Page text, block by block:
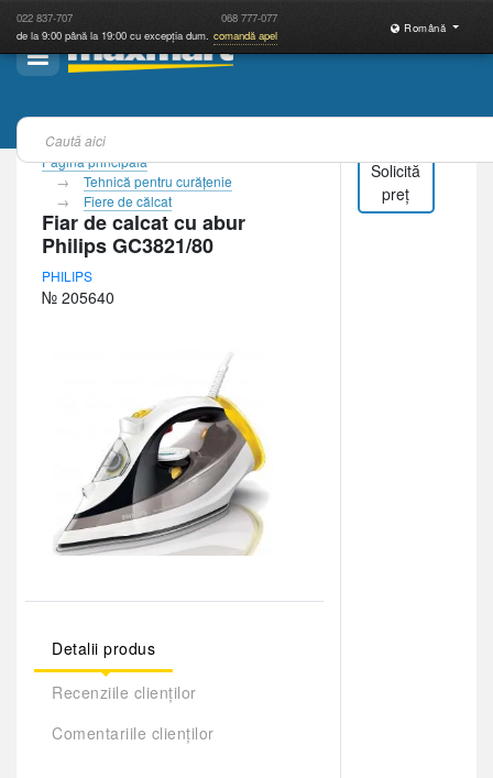
022 837-707 068 777-077
de la 9:00 până la 19:00 cu excepția dum. comandă apel
Română
Pagina principală
Tehnică pentru curăţenie
Fiere de călcat
Fiar de calcat cu abur
Philips GC3821/80
PHILIPS
№ 205640
Detalii produs
Recenziile clienților
Comentariile clienților
Solicită
preț